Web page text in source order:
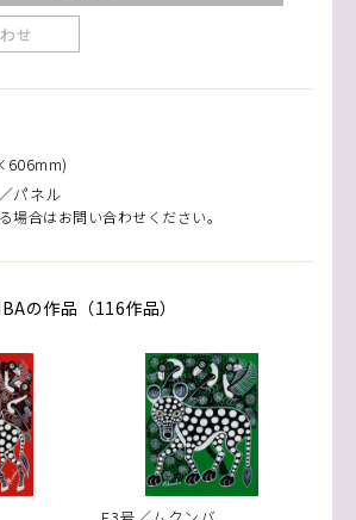
せ
パネル
合はお問い合わせください。
の作品（116作品）